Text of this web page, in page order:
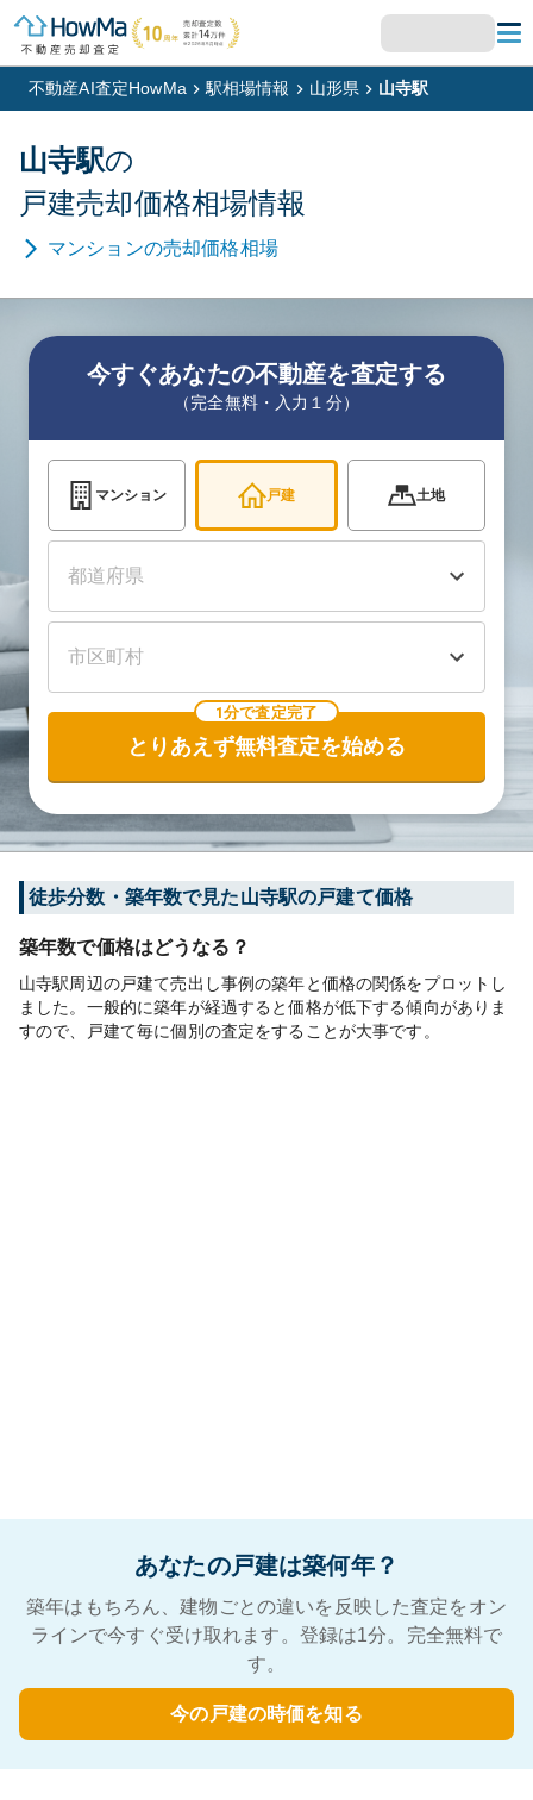
不動産AI査定HowMa 駅相場情報 山形県 山寺駅
山寺駅の
戸建売却価格相場情報
マンションの売却価格相場
今すぐあなたの不動産を査定する
（完全無料・入力１分）
マンション 戸建 土地
1分で査定完了
とりあえず無料査定を始める
徒歩分数・築年数で見た山寺駅の戸建て価格
築年数で価格はどうなる？
山寺駅周辺の戸建て売出し事例の築年と価格の関係をプロットし
ました。一般的に築年が経過すると価格が低下する傾向がありま
すので、戸建て毎に個別の査定をすることが大事です。
あなたの戸建は築何年？
築年はもちろん、建物ごとの違いを反映した査定をオン
ラインで今すぐ受け取れます。登録は1分。完全無料で
す。
今の戸建の時価を知る